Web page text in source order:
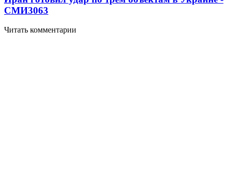
СМИ3063
Читать комментарии